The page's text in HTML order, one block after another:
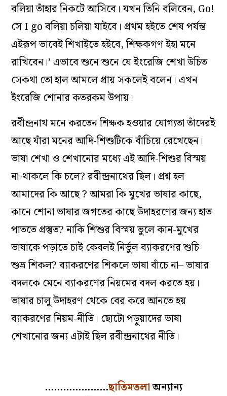
বলিয়াতাঁহারনিকটেআসিবে। যখন তিনি বলিবেন, Go!
সেI goবলিয়া চলিয়া যাইবে। প্রথম হইতে শেষ পর্যন্ত
এইরূপ ভাবেই শিখাইতে হইবে,শিক্ষকগণ ইহা মনে
রাখিবেন।’এভাবে শুনেশুনেযেইংরেজিশেখা উচিত
সেকথাতো হাল আমলে প্রায় সকলেই বলেন। এখন
ইংরেজিশোনারকতরকমউপায়।
রবীন্দ্রনাথ মনে করতেন শিক্ষক হওয়ার যোগ্যতা তাঁদেরই
আছে যাঁরা মনের আদি-শিশুটিকেবাঁচিয়েরেখেছেন।
ভাষা শেখা ও শেখানোরমধ্যে এই আদি-শিশুর বিস্ময়
না-থাকলে কি চলে? রবীন্দ্রনাথের ছিল। প্রশ্ন হল
আমাদেরকিআছে?আমরা কি মুখের ভাষার কাছে,
কানে শোনা ভাষার জগতের কাছে উদাহরণের জন্য হাত
পাততেপ্রস্তুত? নাকি শিশুর বিস্ময় ভুলে কান-মুখের
ভাষাকে পড়াতে চাই কেবলই নির্ভুল ব্যাকরণের শুচি-
শুভ্র শিকল? ব্যাকরণের শিকলে ভাষাবাঁচেনা–ভাষার
বদলকে মেনে ব্যাকরণেরনিয়মের বদল করতে হয়।
ভাষার চালু উদাহরণ থেকে বের করে আনতে হয়
ব্যাকরণের নিয়ম-নীতি। ছোটো পড়ুয়াদের ভাষা
শেখানোরজন্য এটাই ছিল রবীন্দ্রনাথের নীতি।
…………………ছাতিমতলাঅন্যান্য